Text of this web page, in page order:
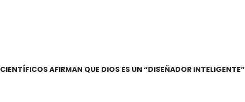
CIENTÍFICOS AFIRMAN QUE DIOS ES UN “DISEÑADOR INTELIGENTE”